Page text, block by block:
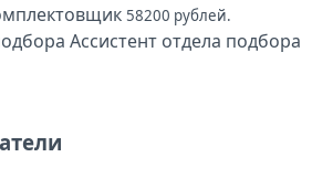
58200 рублей.
Ассистент отдела подбора